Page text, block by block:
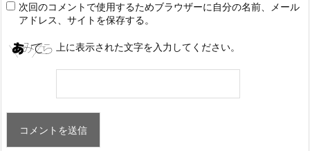
次回のコメントで使用するためブラウザーに自分の名前、メール
アドレス、サイトを保存する。
上に表示された文字を入力してください。